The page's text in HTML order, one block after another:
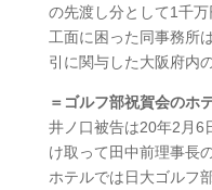
の先渡し分として1千万
工面に困った同事務所
引に関与した大阪府内
＝ゴルフ部祝賀会のホ
井ノ口被告は20年2月6
け取って田中前理事長
ホテルでは日大ゴルフ